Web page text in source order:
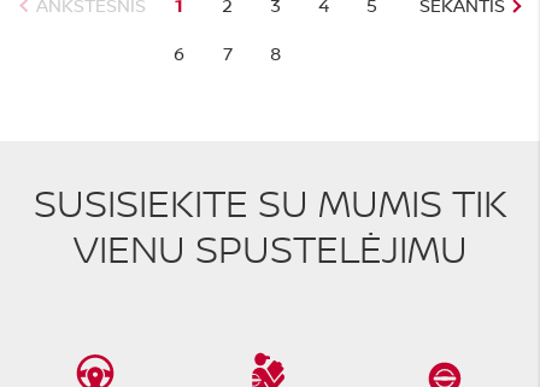
6
7 8
SUSISIEKITE SU MUMIS TIK
VIENU SPUSTELĖJIMU